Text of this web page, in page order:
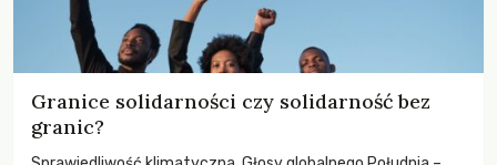
Granice solidarności czy solidarność bez
granic?